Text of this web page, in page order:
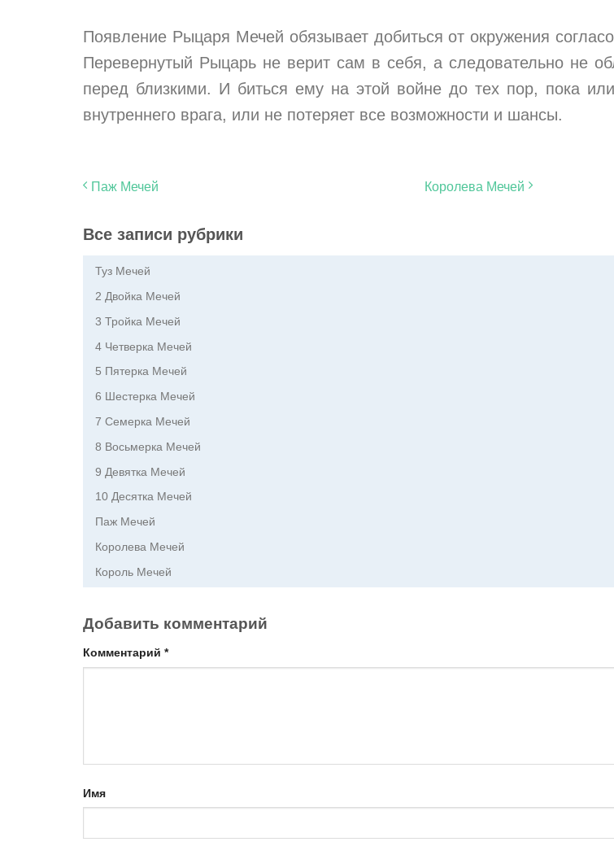
Появление Рыцаря Мечей обязывает добиться от окружения
Перевернутый Рыцарь не верит сам в себя, а следовательно не
перед близкими. И биться ему на этой войне до тех пор, пока
внутреннего врага, или не потеряет все возможности и шансы.
Паж Мечей Королева Мечей
Все записи рубрики
Туз Мечей
2 Двойка Мечей
3 Тройка Мечей
4 Четверка Мечей
5 Пятерка Мечей
6 Шестерка Мечей
7 Семерка Мечей
8 Восьмерка Мечей
9 Девятка Мечей
10 Десятка Мечей
Паж Мечей
Королева Мечей
Король Мечей
Добавить комментарий
Комментарий *
Имя